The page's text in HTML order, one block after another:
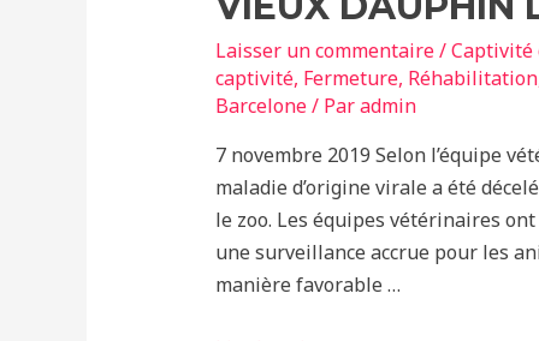
(Grèce)
Laisser un commentaire/Captivité
captivité, Fermeture, Réhabilitation
Barcelone/ Paradmin
7 novembre 2019 Selon l’équipe
maladie d’origine virale a été
le zoo. Les équipes vétérinaires
une surveillance accrue pour les
manière favorable …